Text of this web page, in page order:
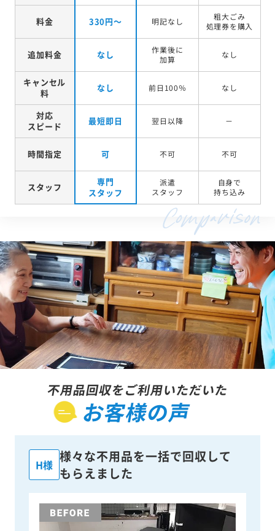
料金 330円～ 明記なし
粗大ごみ
処理券を購入
追加料金 なし
作業後に
加算
なし
キャンセル
料
なし 前日100％ なし
対応
スピード
最短即日 翌日以降 －
時間指定 可 不可 不可
スタッフ
専門
スタッフ
派遣
スタッフ
自身で
持ち込み
不用品回収をご利用いただいた
お客様の声
H様
様々な不用品を一括で回収して
もらえました